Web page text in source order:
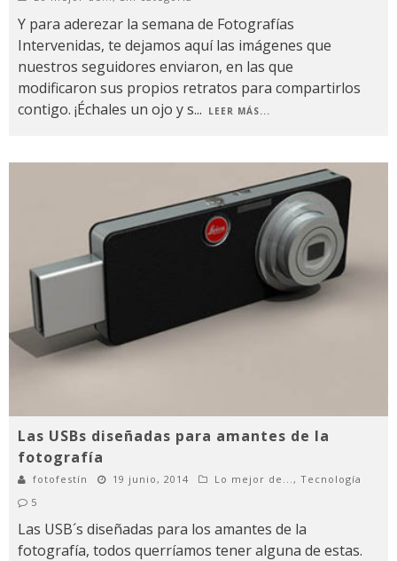
Y para aderezar la semana de Fotografías
Intervenidas, te dejamos aquí las imágenes que
nuestros seguidores enviaron, en las que
modificaron sus propios retratos para compartirlos
contigo. ¡Échales un ojo y s... LEER MÁS...
Las USBs diseñadas para amantes de la
fotografía
fotofestín 19 junio, 2014 Lo mejor de... , Tecnología
5
Las USB´s diseñadas para los amantes de la
fotografía, todos querríamos tener alguna de estas.